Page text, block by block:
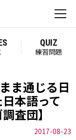
QUIZ
練習問題
ま通じる日
本語って
査団】
2017-08-23